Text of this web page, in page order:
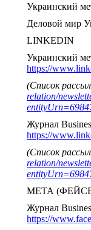
Украинский
Деловой мир
LINKEDIN
Украинский
https://
(Список
relation/
Журнал
https://
(Список
relation/
МЕТА
Журнал
https://